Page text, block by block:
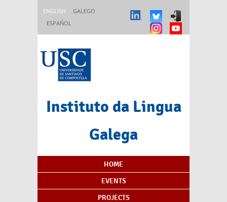
ENGLISH
GALEGO
ESPAÑOL
Instituto da Lingua
Galega
Content Index
HOME
EVENTS
PROJECTS